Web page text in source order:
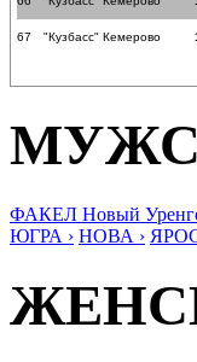
67 "Кузбасс" Кемерово
ФАКЕЛ Новый
ЮГРА › НОВА ›